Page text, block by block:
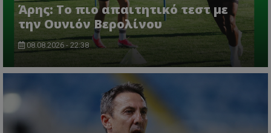
Άρης: Το πιο απαιτητικό τεστ με
την Ουνιόν Βερολίνου
08.08.2026 - 22:38